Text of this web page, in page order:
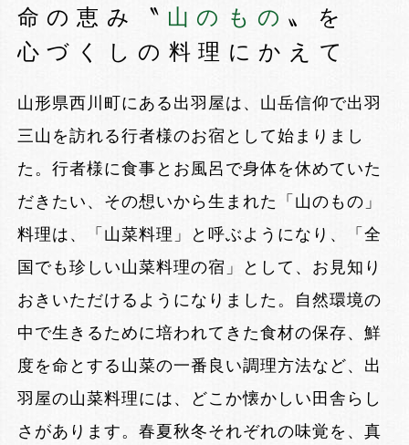
命の恵み
〝 山のもの 〟を
心づくしの料理にかえて
山形県西川町にある出羽屋は、山岳信仰で出羽
三山を訪れる行者様のお宿として始まりまし
た。行者様に食事とお風呂で身体を休めていた
だきたい、その想いから生まれた「山のもの」
料理は、「山菜料理」と呼ぶようになり、「全
国でも珍しい山菜料理の宿」として、お見知り
おきいただけるようになりました。自然環境の
中で生きるために培われてきた食材の保存、鮮
度を命とする山菜の一番良い調理方法など、出
羽屋の山菜料理には、どこか懐かしい田舎らし
さがあります。春夏秋冬それぞれの味覚を、真